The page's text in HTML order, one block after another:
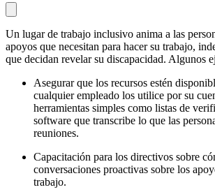
Un lugar de trabajo inclusivo anima a las
apoyos que necesitan para hacer su trabajo,
que decidan revelar su discapacidad. Algunos
Asegurar que los recursos estén
cualquier empleado los utilice por su
herramientas simples como listas de
software que transcribe lo que las
reuniones.
Capacitación para los directivos sobre
conversaciones proactivas sobre los
trabajo.